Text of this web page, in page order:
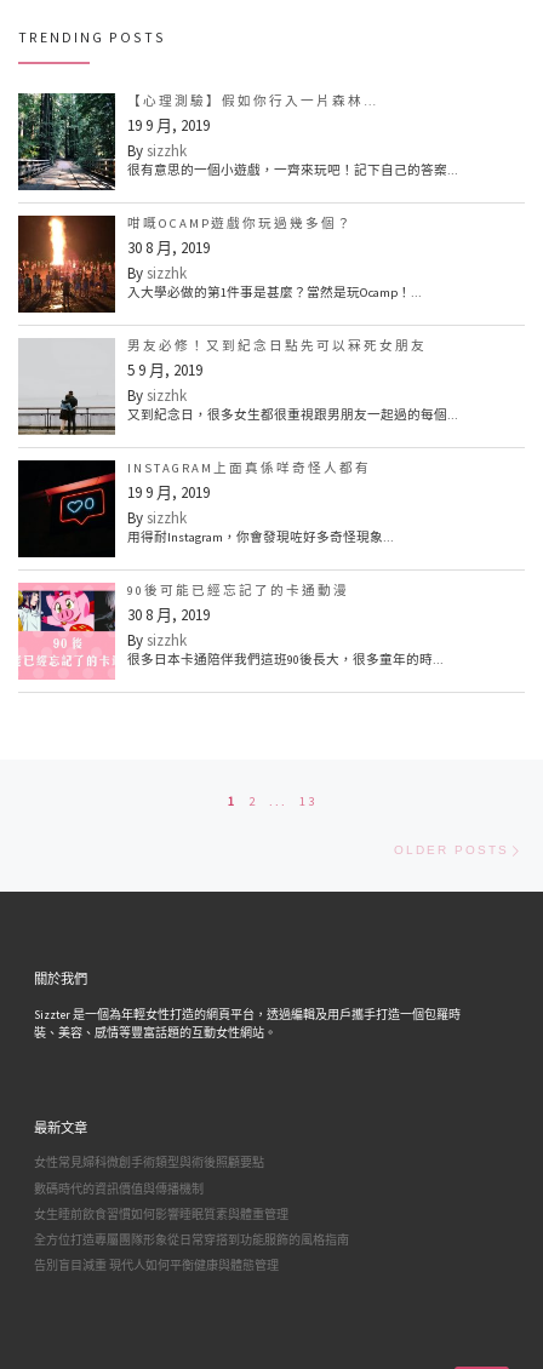
TRENDING POSTS
【心理測驗】假如你行入一片森林…
19 9 月, 2019
By sizzhk
很有意思的一個小遊戲，一齊來玩吧！記下自己的答案...
咁嘅OCAMP遊戲你玩過幾多個？
30 8 月, 2019
By sizzhk
入大學必做的第1件事是甚麼？當然是玩Ocamp！...
男友必修！又到紀念日點先可以冧死女朋友
5 9 月, 2019
By sizzhk
又到紀念日，很多女生都很重視跟男朋友一起過的每個...
INSTAGRAM上面真係咩奇怪人都有
19 9 月, 2019
By sizzhk
用得耐Instagram，你會發現咗好多奇怪現象...
90後可能已經忘記了的卡通動漫
30 8 月, 2019
By sizzhk
很多日本卡通陪伴我們這班90後長大，很多童年的時...
1 2 ... 13
OLDER POSTS
關於我們
Sizzter 是一個為年輕女性打造的網頁平台，透過編輯及用戶攜手打造一個包羅時
裝、美容、感情等豐富話題的互動女性網站。
最新文章
女性常見婦科微創手術類型與術後照顧要點
數碼時代的資訊價值與傳播機制
女生睡前飲食習慣如何影響睡眠質素與體重管理
全方位打造專屬團隊形象從日常穿搭到功能服飾的風格指南
告別盲目減重 現代人如何平衡健康與體態管理